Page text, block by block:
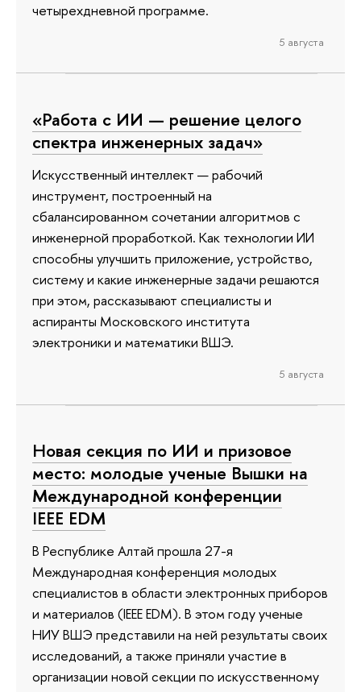
четырехдневной программе.
5 августа
«Работа с ИИ — решение целого
спектра инженерных задач»
Искусственный интеллект — рабочий
инструмент, построенный на
сбалансированном сочетании алгоритмов с
инженерной проработкой. Как технологии ИИ
способны улучшить приложение, устройство,
систему и какие инженерные задачи решаются
при этом, рассказывают специалисты и
аспиранты Московского института
электроники и математики ВШЭ.
5 августа
Новая секция по ИИ и призовое
место: молодые ученые Вышки на
Международной конференции
IEEE EDM
В Республике Алтай прошла 27-я
Международная конференция молодых
специалистов в области электронных приборов
и материалов (IEEE EDM). В этом году ученые
НИУ ВШЭ представили на ней результаты своих
исследований, а также приняли участие в
организации новой секции по искусственному